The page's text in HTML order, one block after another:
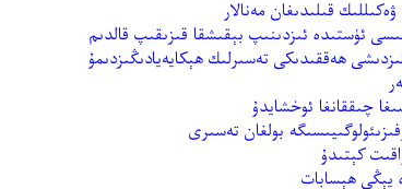
ئۈستىدە ئىزدىنىپ بېقىشقا قىزىقىپ قالدىم
ھەققىدىكى تەسىرلىك ھېكايەيادىڭىزدىمۇ
چىققانغا ئوخشايدۇ
بولغان تەسىرى
كېتىدۇ
يېڭى ھېسابات